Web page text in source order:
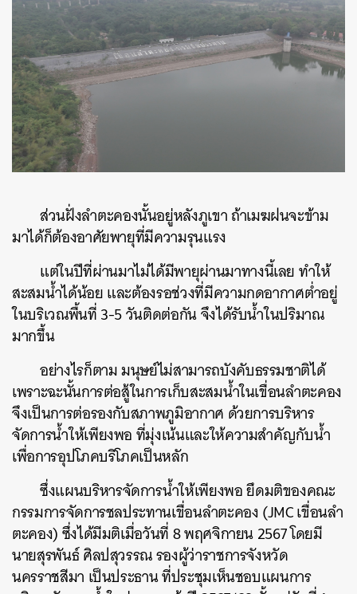
ส่วนฝั่งลำตะคองนั้นอยู่หลังภูเขา ถ้าเมฆฝนจะข้าม
มาได้ก็ต้องอาศัยพายุที่มีความรุนแรง
แต่ในปีที่ผ่านมาไม่ได้มีพายุผ่านมาทางนี้เลย ทำให้
สะสมน้ำได้น้อย และต้องรอช่วงที่มีความกดอากาศต่ำอยู่
ในบริเวณพื้นที่ 3-5 วันติดต่อกัน จึงได้รับน้ำในปริมาณ
มากขึ้น
อย่างไรก็ตาม มนุษย์ไม่สามารถบังคับธรรมชาติได้
เพราะฉะนั้นการต่อสู้ในการเก็บสะสมน้ำในเขื่อนลำตะคอง
จึงเป็นการต่อรองกับสภาพภูมิอากาศ ด้วยการบริหาร
จัดการน้ำให้เพียงพอ ที่มุ่งเน้นและให้ความสำคัญกับน้ำ
เพื่อการอุปโภคบริโภคเป็นหลัก
ซึ่งแผนบริหารจัดการน้ำให้เพียงพอ ยึดมติของคณะ
กรรมการจัดการชลประทานเขื่อนลำตะคอง (JMC เขื่อนลำ
ตะคอง) ซึ่งได้มีมติเมื่อวันที่ 8 พฤศจิกายน 2567 โดยมี
นายสุรพันธ์ ศิลปสุวรรณ รองผู้ว่าราชการจังหวัด
นครราชสีมา เป็นประธาน ที่ประชุมเห็นชอบแผนการ